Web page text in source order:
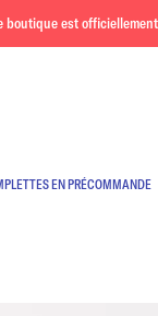
boutique est
EN PRÉCOMMANDE